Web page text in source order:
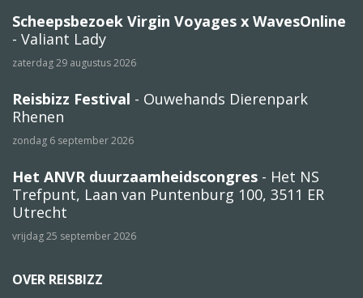
Scheepsbezoek Virgin Voyages x WavesOnline
- Valiant Lady
zaterdag 29 augustus 2026
Reisbizz Festival - Ouwehands Dierenpark
Rhenen
zondag 6 september 2026
Het ANVR duurzaamheidscongres - Het NS
Trefpunt, Laan van Puntenburg 100, 3511 ER
Utrecht
vrijdag 25 september 2026
OVER REISBIZZ